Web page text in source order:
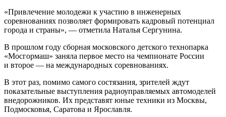
«Привлечение молодежи к участию в инженерных
соревнованиях позволяет формировать кадровый потенциал
города и страны», — отметила Наталья Сергунина.
В прошлом году сборная московского детского технопарка
«Мосгормаш» заняла первое место на чемпионате России
и второе — на международных соревнованиях.
В этот раз, помимо самого состязания, зрителей ждут
показательные выступления радиоуправляемых автомоделей
внедорожников. Их представят юные техники из Москвы,
Подмосковья, Саратова и Ярославля.